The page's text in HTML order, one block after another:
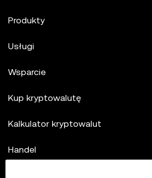
Produkty
Usługi
Wsparcie
Kup kryptowalutę
Kalkulator kryptowalut
Handel